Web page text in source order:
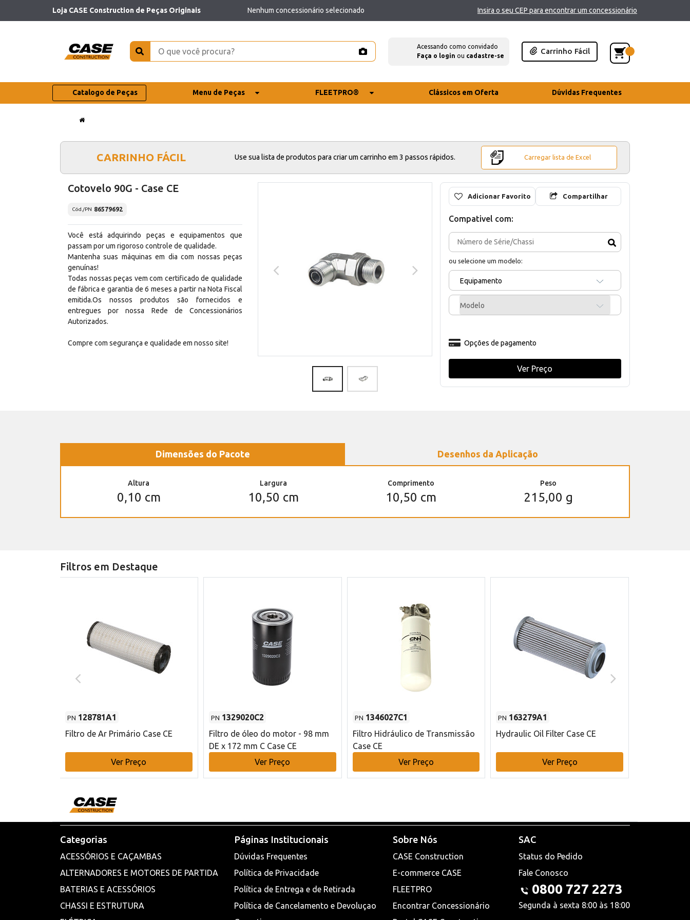
Loja CASE Construction de Peças Originais Nenhum concessionário selecionado Insira o seu CEP para encontrar um concessionário
Acessando como convidado
Faça o login ou cadastre-se
Carrinho Fácil
Catalogo de Peças Menu de Peças FLEETPRO® Clássicos em Oferta Dúvidas Frequentes
CARRINHO FÁCIL Use sua lista de produtos para criar um carrinho em 3 passos rápidos. Carregar lista de Excel
Cotovelo 90G - Case CE
Cód./PN 86579692
Você está adquirindo peças e equipamentos que
passam por um rigoroso controle de qualidade.
Mantenha suas máquinas em dia com nossas peças
genuínas!
Todas nossas peças vem com certificado de qualidade
de fábrica e garantia de 6 meses a partir na Nota Fiscal
emitida.Os nossos produtos são fornecidos e
entregues por nossa Rede de Concessionários
Autorizados.
Compre com segurança e qualidade em nosso site!
Adicionar Favorito Compartilhar
Compativel com:
ou selecione um modelo:
Equipamento
Modelo
Opções de pagamento
Ver Preço
Dimensões do Pacote Desenhos da Aplicação
Altura
0,10 cm
Largura
10,50 cm
Comprimento
10,50 cm
Peso
215,00 g
Filtros em Destaque
PN 128781A1
Filtro de Ar Primário Case CE
Ver Preço
PN 1329020C2
Filtro de óleo do motor - 98 mm
DE x 172 mm C Case CE
Ver Preço
PN 1346027C1
Filtro Hidráulico de Transmissão
Case CE
Ver Preço
PN 163279A1
Hydraulic Oil Filter Case CE
Ver Preço
Categorias
ACESSÓRIOS E CAÇAMBAS
ALTERNADORES E MOTORES DE PARTIDA
BATERIAS E ACESSÓRIOS
CHASSI E ESTRUTURA
Páginas Institucionais
Dúvidas Frequentes
Política de Privacidade
Política de Entrega e de Retirada
Política de Cancelamento e Devoluçao
Sobre Nós
CASE Construction
E-commerce CASE
FLEETPRO
Encontrar Concessionário
SAC
Status do Pedido
Fale Conosco
0800 727 2273
Segunda à sexta 8:00 às 18:00